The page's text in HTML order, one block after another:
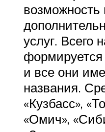
возможность
услуг.
формируется
и все они
названия.
«Кузбасс»,
«Омич»,